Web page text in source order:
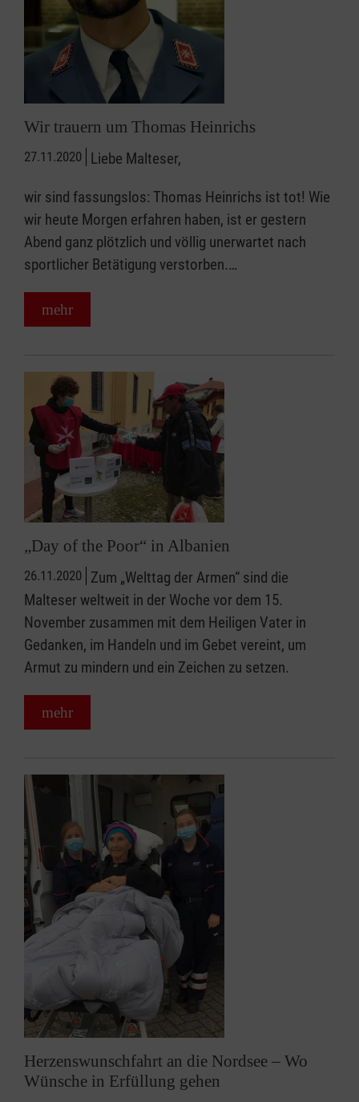
Wir trauern um Thomas Heinrichs
27.11.2020 Liebe Malteser,
wir sind fassungslos: Thomas Heinrichs ist tot! Wie
wir heute Morgen erfahren haben, ist er gestern
Abend ganz plötzlich und völlig unerwartet nach
sportlicher Betätigung verstorben.…
mehr
„Day of the Poor“ in Albanien
26.11.2020 Zum „Welttag der Armen“ sind die
Malteser weltweit in der Woche vor dem 15.
November zusammen mit dem Heiligen Vater in
Gedanken, im Handeln und im Gebet vereint, um
Armut zu mindern und ein Zeichen zu setzen.
mehr
Herzenswunschfahrt an die Nordsee – Wo
Wünsche in Erfüllung gehen